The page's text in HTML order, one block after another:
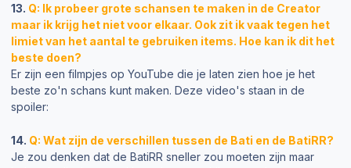
13. Q: Ik probeer grote schansen te maken in de Creator
maar ik krijg het niet voor elkaar. Ook zit ik vaak tegen het
limiet van het aantal te gebruiken items. Hoe kan ik dit het
beste doen?
Er zijn een filmpjes op YouTube die je laten zien hoe je het
beste zo'n schans kunt maken. Deze video's staan in de
spoiler:
14. Q: Wat zijn de verschillen tussen de Bati en de BatiRR?
Je zou denken dat de BatiRR sneller zou moeten zijn maar